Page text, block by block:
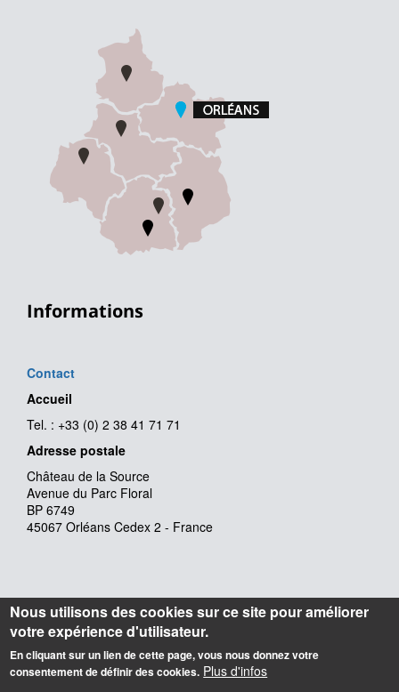
Informations
Contact
Accueil
Tel. : +33 (0) 2 38 41 71 71
Adresse postale
Château de la Source
Avenue du Parc Floral
BP 6749
45067 Orléans Cedex 2 - France
Nous utilisons des cookies sur ce site pour améliorer
votre expérience d'utilisateur.
En cliquant sur un lien de cette page, vous nous donnez votre
consentement de définir des cookies. Plus d'infos